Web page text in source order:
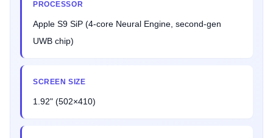
PROCESSOR
Apple S9 SiP (4-core Neural Engine, second-gen
UWB chip)
SCREEN SIZE
1.92" (502×410)